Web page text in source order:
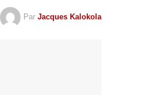
Par Jacques Kalokola